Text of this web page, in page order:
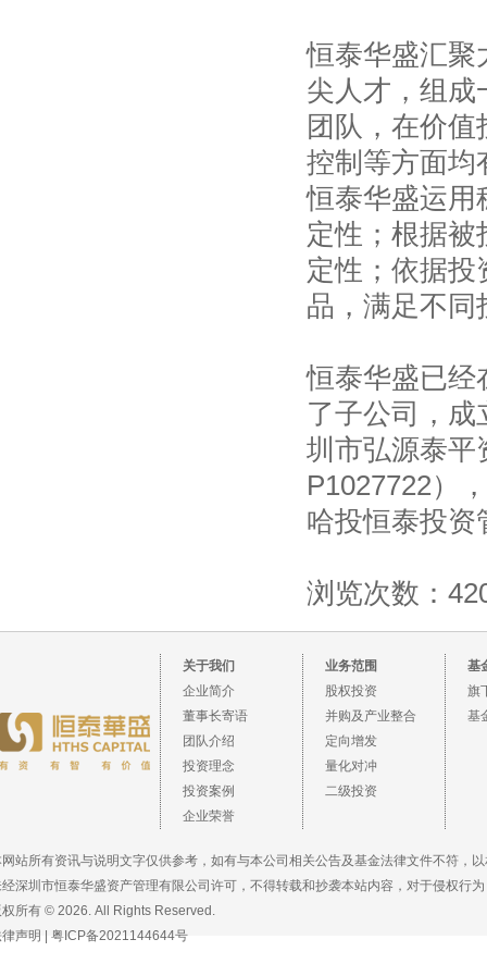
恒泰华盛汇聚
尖人才，组成
团队，在价
控制等方面
恒泰华盛运用
定性；根据
定性；依据
品，满足不同
恒泰华盛已经
了子公司，成
圳市弘源泰平
P1027722）
哈投恒泰投资
浏览次数：
关于我们
企业简介
董事长寄语
团队介绍
投资理念
投资案例
企业荣誉
业务范围
股权投资
并购及产业整合
定向增发
量化对冲
二级投资
基
旗
基
站所有资讯与说明文字仅供参考，如有与本公司相关公告及基金法律文件不符，
深圳市恒泰华盛资产管理有限公司许可，不得转载和抄袭本站内容，对于侵权行
权所有 © 2026. All Rights Reserved.
声明
粤ICP备2021144644号